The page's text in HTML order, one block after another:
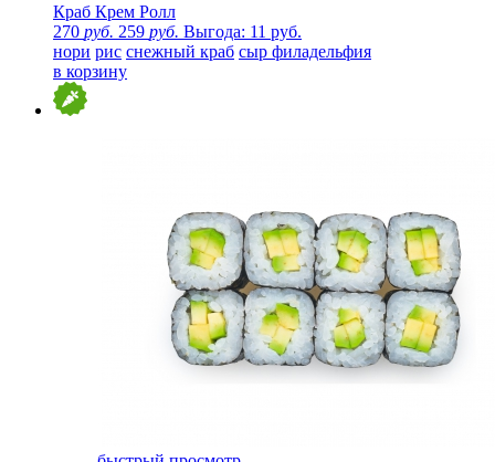
Краб Крем Ролл
270 руб. 259 руб. Выгода: 11 руб.
нори рис снежный краб сыр филадельфия
в корзину